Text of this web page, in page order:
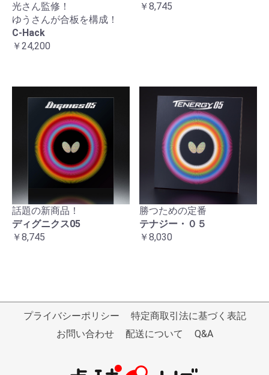
光さん監修！
ゆうさんが合板を構成！
C-Hack
￥24,200
￥8,745
話題の新商品！
ディグニクス05
￥8,745
勝つための定番
テナジー・０５
￥8,030
プライバシーポリシー
特定商取引法に基づく表記
お問い合わせ
配送について Q&A